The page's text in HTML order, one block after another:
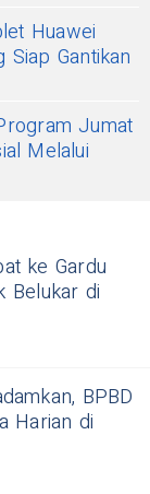
Huawei
Gantikan
Jumat
Melalui
ke Gardu
Belukar di
BPBD
Harian di